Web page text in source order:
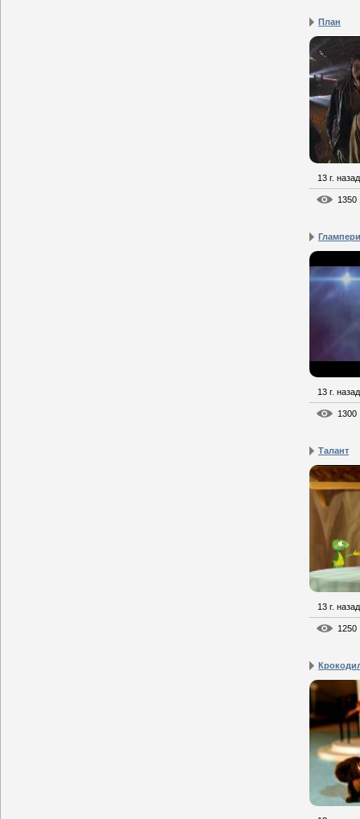
План
13 г. назад
1350
13 г. назад
1300
Талант
13 г. назад
1250